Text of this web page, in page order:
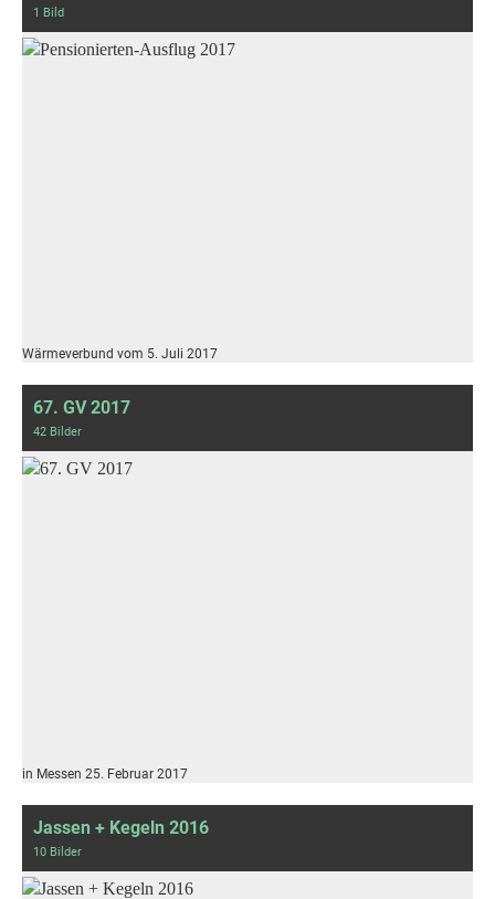
1 Bild
Wärmeverbund vom 5. Juli 2017
67. GV 2017
42 Bilder
in Messen 25. Februar 2017
Jassen + Kegeln 2016
10 Bilder